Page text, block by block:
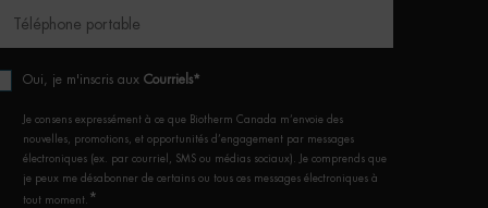
Téléphone portable
Oui, je m'inscris aux Courriels*
Je consens expressément à ce que Biotherm Canada m’envoie des
nouvelles, promotions, et opportunités d’engagement par messages
électroniques (ex. par courriel, SMS ou médias sociaux). Je comprends que
je peux me désabonner de certains ou tous ces messages électroniques à
tout moment. *